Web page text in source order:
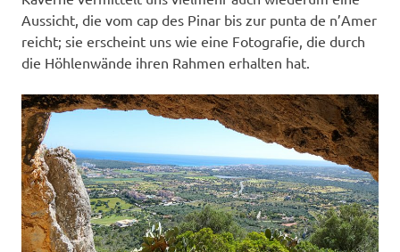
Aussicht, die vom cap des Pinar bis zur punta de n’Amer
reicht; sie erscheint uns wie eine Fotografie, die durch
die Höhlenwände ihren Rahmen erhalten hat.